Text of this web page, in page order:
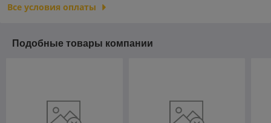
Все условия оплаты
Подобные товары компании